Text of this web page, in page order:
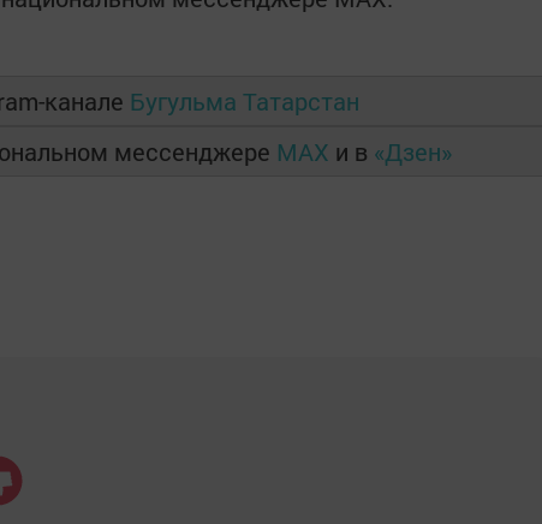
канале Бугульма Татарстан
мессенджере MAX и в «Дзен»